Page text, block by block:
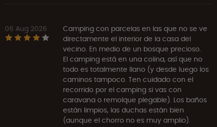
06 Aug 2026
Camping con parcelas en las que no se ve
directamente el interior de la casa del
vecino. En medio de un bosque precioso.
El camping está en una colina, así que no
todo es totalmente llano (y desde luego los
caminos tampoco. Ten cuidado con el
recorrido por el camping si vas con
caravana o remolque plegable). Los baños
están limpios, las duchas están bien
(aunque el chorro no es muy amplio).